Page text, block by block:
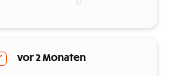
vor 2 Monaten